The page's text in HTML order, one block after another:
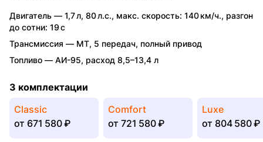
Двигатель — 1,7 л, 80 л.с., макс. скорость: 140 км/ч., разгон
до сотни: 19 с
Трансмиссия — MT, 5 передач, полный привод
Топливо — АИ-95, расход 8,5–13,4 л
3 комплектации
Classic
от 671 580 ₽
Comfort
от 721 580 ₽
Luxe
от 804 580 ₽